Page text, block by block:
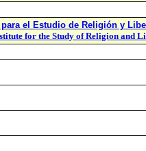
el Estudio de Religión y
for the Study of Religion and